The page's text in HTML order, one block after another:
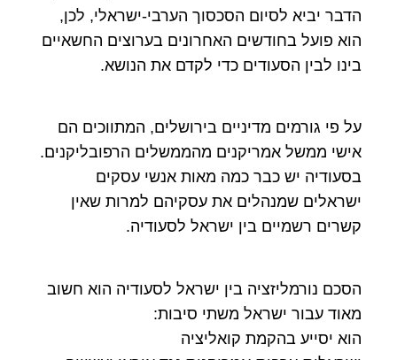
הדבר יביא לסיום הסכסוך הערבי-ישראלי, לכן,
הוא פועל בחודשים האחרונים בערוצים החשאיים
בינו לבין הסעודים כדי לקדם את הנושא.
על פי גורמים מדיניים בירושלים, המתווכים הם
אישי ממשל אמריקנים מהממשלים הרפובליקנים.
בסעודיה יש כבר כמה מאות אנשי עסקים
ישראלים שמנהלים את עסקיהם למרות שאין
קשרים רשמיים בין ישראל לסעודיה.
הסכם נורמליזציה בין ישראל לסעודיה הוא חשוב
מאוד עבור ישראל משתי סיבות:
הוא יסייע בהקמת קואליציה